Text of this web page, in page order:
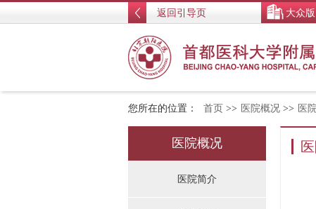
返回引导页 大众版
您所在的位置： 首页 >> 医院概况 >> 医
医院概况
医院简介